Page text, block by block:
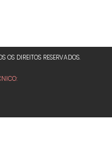
OS DIREITOS RESERVADOS.